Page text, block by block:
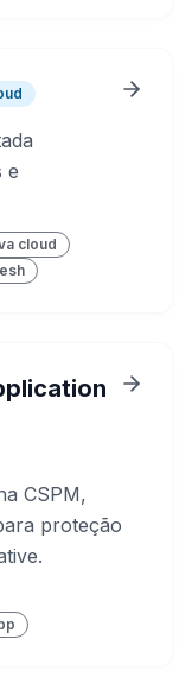
e
cloud
CSPM,
proteção